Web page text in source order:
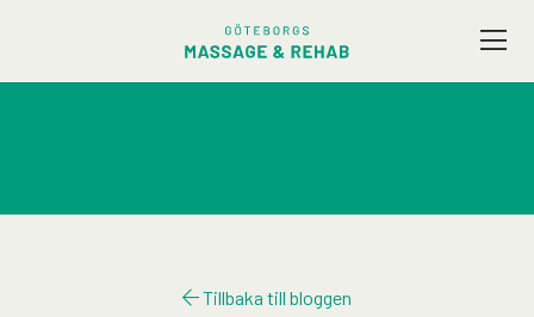
Tillbaka till bloggen